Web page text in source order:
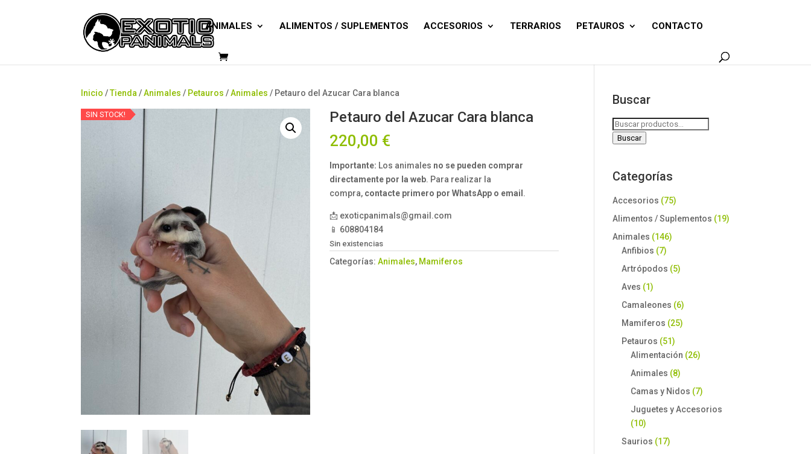
ANIMALES ALIMENTOS / SUPLEMENTOS ACCESORIOS TERRARIOS PETAUROS CONTACTO
productos
Inicio /Tienda /Animales / Petauros /Animales / Petauro del Azucar Cara blanca
SIN STOCK! Petauro del Azucar Cara blanca
220,00 €
Importante: Los animales no se pueden comprar
directamente por la web. Para realizar la
compra, contacte primero por WhatsApp o email .
📩 exoticpanimals@gmail.com
📱 608804184
Sin existencias
Categorías:Animales, Mamiferos
Buscar
Buscar
por:
Buscar
Categorías
Accesorios (75)
Alimentos / Suplementos (19)
Animales (146)
Anfibios (7)
Artrópodos (5)
Aves (1)
Camaleones (6)
Mamiferos (25)
Petauros (51)
Alimentación (26)
Animales (8)
Camas y Nidos (7)
Juguetes y Accesorios
(10)
Saurios (17)